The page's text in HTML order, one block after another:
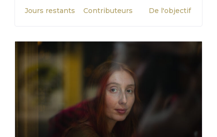
Jours restants Contributeurs De l'objectif